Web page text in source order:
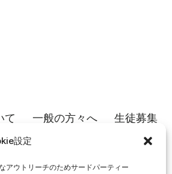
設定
アウトリーチのためサードパーティー
て 一般の方々へ
生徒募集
個人情報保護方針